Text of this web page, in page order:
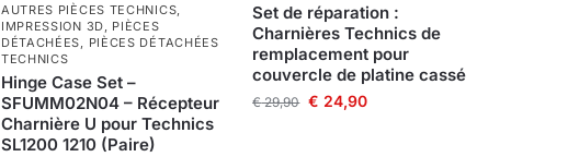
AUTRES PIÈCES TECHNICS,
IMPRESSION 3D, PIÈCES
DÉTACHÉES, PIÈCES DÉTACHÉES
TECHNICS
Hinge Case Set –
SFUMM02N04 – Récepteur
Charnière U pour Technics
SL1200 1210 (Paire)
Set de réparation :
Charnières Technics de
remplacement pour
couvercle de platine cassé
€29,90 € 24,90